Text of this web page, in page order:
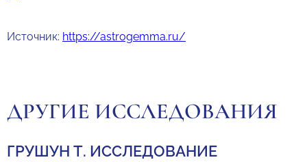
Источник: https://astrogemma.ru/
ДРУГИЕ ИССЛЕДОВАНИЯ
ГРУШУН Т. ИССЛЕДОВАНИЕ